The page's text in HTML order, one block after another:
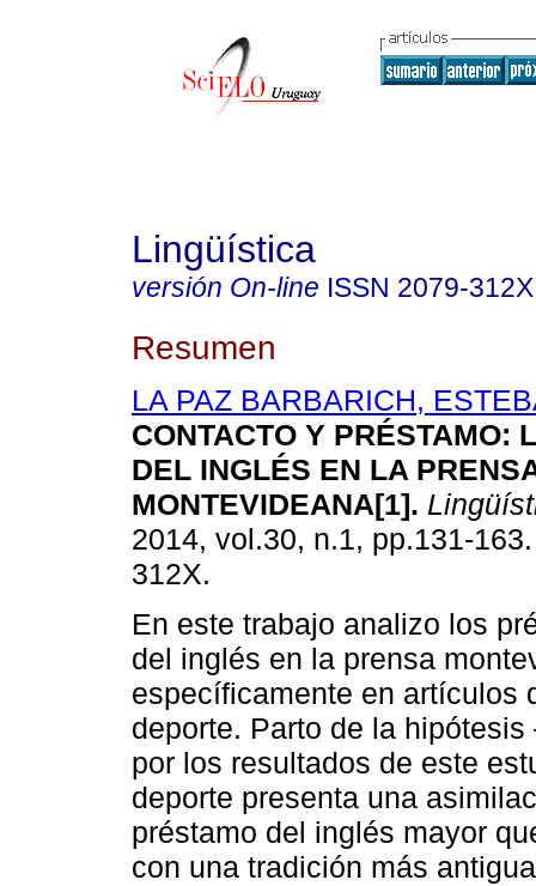
Lingüística
versión On-line ISSN 2079-312X
Resumen
LA PAZ BARBARICH,
CONTACTO Y PRÉSTAMO:
DEL INGLÉS EN LA
MONTEVIDEANA[1].
2014, vol.30, n.1, pp.131-
312X.
En este trabajo analizo los
del inglés en la prensa
específicamente en artículos
deporte. Parto de la hipótesis
por los resultados de este
deporte presenta una
préstamo del inglés mayor
con una tradición más